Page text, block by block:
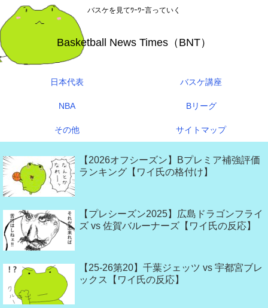
バスケを見てﾜｰﾜｰ言っていく
Basketball News Times（BNT）
日本代表 バスケ講座
NBA Bリーグ
その他 サイトマップ
【2026オフシーズン】Bプレミア補強評価
ランキング【ワイ氏の格付け】
【プレシーズン2025】広島ドラゴンフライ
ズ vs 佐賀バルーナーズ【ワイ氏の反応】
【25-26第20】千葉ジェッツ vs 宇都宮ブレ
ックス【ワイ氏の反応】